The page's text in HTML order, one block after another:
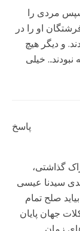
مردی را
او را در
و دیگر هیچ
خیلی
گذاشتی،
سیدنا عیسی
صلح تمام
جهان پایان
زمان
پاسخ